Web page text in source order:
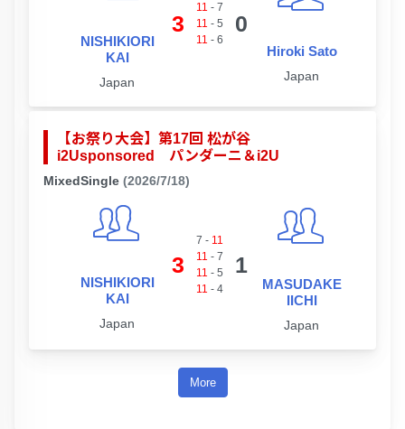
NISHIKIORI
KAI
Japan
3
11 - 7
11 - 5
11 - 6
0
Hiroki Sato
Japan
【お祭り大会】第17回 松が谷
i2Usponsored パンダーニ＆i2U
MixedSingle (2026/7/18)
NISHIKIORI
KAI
Japan
3
7 - 11
11 - 7
11 - 5
11 - 4
1
MASUDAKE
IICHI
Japan
More